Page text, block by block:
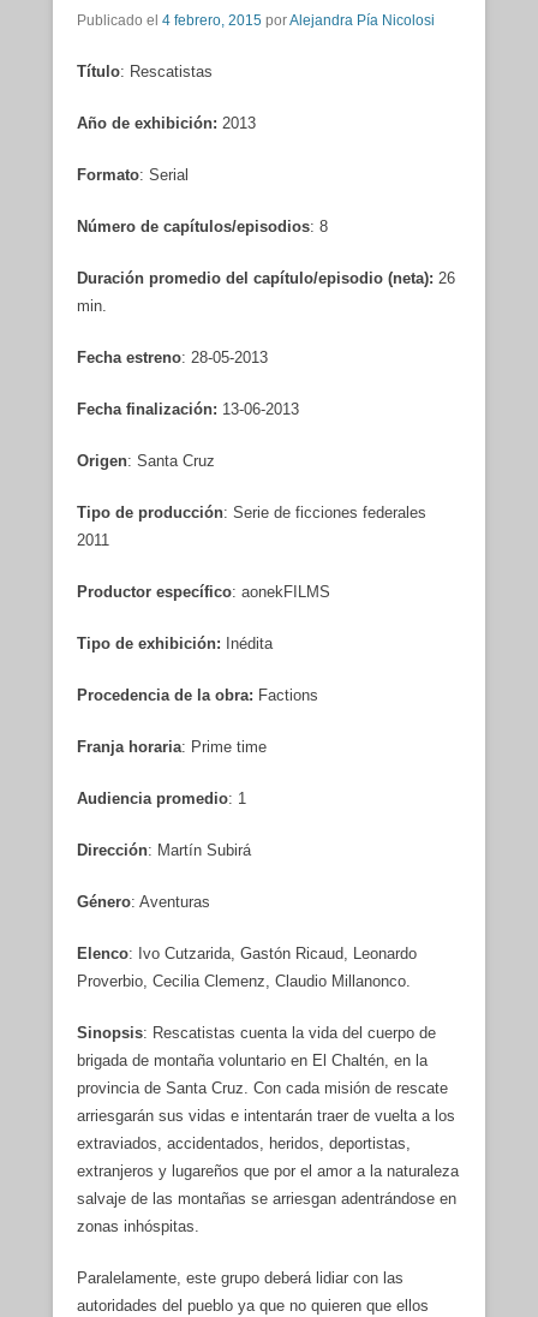
Publicado el 4 febrero, 2015 porAlejandra Pía Nicolosi
Título: Rescatistas
Año de exhibición: 2013
Formato: Serial
Número de capítulos/episodios: 8
Duración promedio del capítulo/episodio (neta): 26
min.
Fecha estreno: 28-05-2013
Fecha finalización: 13-06-2013
Origen: Santa Cruz
Tipo de producción: Serie de ficciones federales
2011
Productor específico: aonekFILMS
Tipo de exhibición: Inédita
Procedencia de la obra: Factions
Franja horaria: Prime time
Audiencia promedio: 1
Dirección: Martín Subirá
Género: Aventuras
Elenco: Ivo Cutzarida, Gastón Ricaud, Leonardo
Proverbio, Cecilia Clemenz, Claudio Millanonco.
Sinopsis: Rescatistas cuenta la vida del cuerpo de
brigada de montaña voluntario en El Chaltén, en la
provincia de Santa Cruz. Con cada misión de rescate
arriesgarán sus vidas e intentarán traer de vuelta a los
extraviados, accidentados, heridos, deportistas,
extranjeros y lugareños que por el amor a la naturaleza
salvaje de las montañas se arriesgan adentrándose en
zonas inhóspitas.
Paralelamente, este grupo deberá lidiar con las
autoridades del pueblo ya que no quieren que ellos